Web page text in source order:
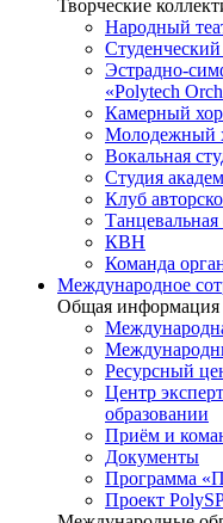
Творческие
Народный
Эстрадно-
«Polytech
Камерный
Молодежный
Вокальная
Студия
Клуб
Танцевальная
КВН
Команда
Международное
Общая информация
Ресурсный
Центр
образовании
Приём и
Документы
Программа
Проект